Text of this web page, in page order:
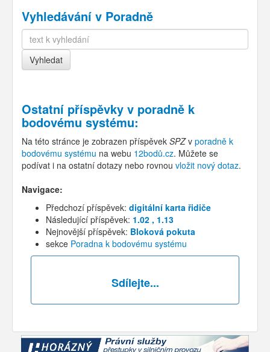
Vyhledávání v Poradně
Ostatní příspěvky v poradně k
bodovému systému:
Na této stránce je zobrazen příspěvek SPZv poradně k
bodovému systému na webu 12bodů.cz. Můžete se
podívat i na ostatní dotazy nebo rovnou vložit nový dotaz.
Navigace:
Předchozí příspěvek: digitální karta řidiče
Následující příspěvek: 1.02 , 1.13
Nejnovější příspěvek: Bloková pokuta
sekce Poradna k bodovému systému
Sdílejte...